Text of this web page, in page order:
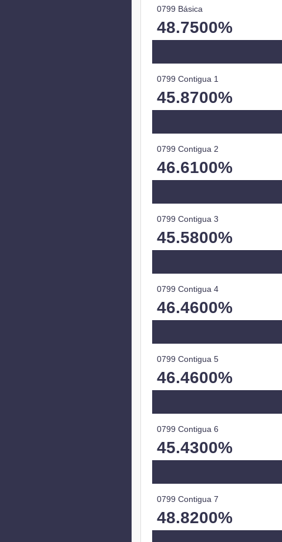
0799 Básica
48.7500%
0799 Contigua 1
45.8700%
0799 Contigua 2
46.6100%
0799 Contigua 3
45.5800%
0799 Contigua 4
46.4600%
0799 Contigua 5
46.4600%
0799 Contigua 6
45.4300%
0799 Contigua 7
48.8200%